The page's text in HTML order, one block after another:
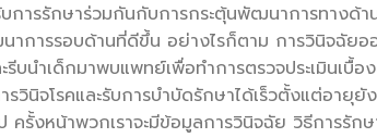
การรักษาร่วมกันกับการกระตุ้นพัฒนาการทางด้า
การรอบด้านที่ดีขึ้น อย่างไรก็ตาม การวินิจฉัยอ
บนำเด็กมาพบแพทย์เพื่อทำการตรวจประเมินเบื้
วินิจโรคและรับการบำบัดรักษาได้เร็วตั้งแต่อายุ
รั้งหน้าพวกเราจะมีข้อมูลการวินิจฉัย วิธีการรัก